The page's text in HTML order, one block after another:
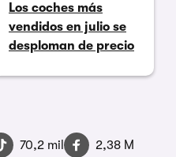
Los coches más
vendidos en julio se
desploman de precio
70,2 mil
2,38 M